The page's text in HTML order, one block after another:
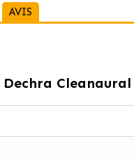
AVIS
Dechra